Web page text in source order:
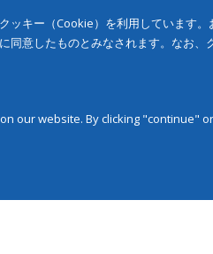
ッキー（Cookie）を利用しています
意したものとみなされます。なお、
our website. By clicking "continue"